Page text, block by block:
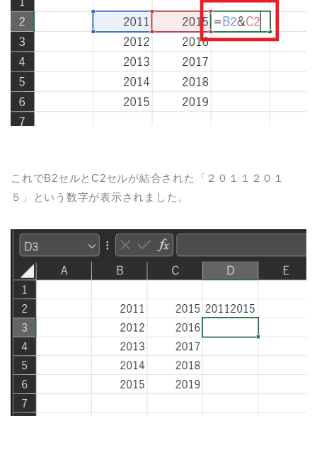
これでB2セルとC2セルが結合された「２０１１２０１
５」という数字が表示されました。